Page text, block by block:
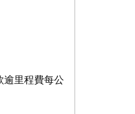
逾里程費每公